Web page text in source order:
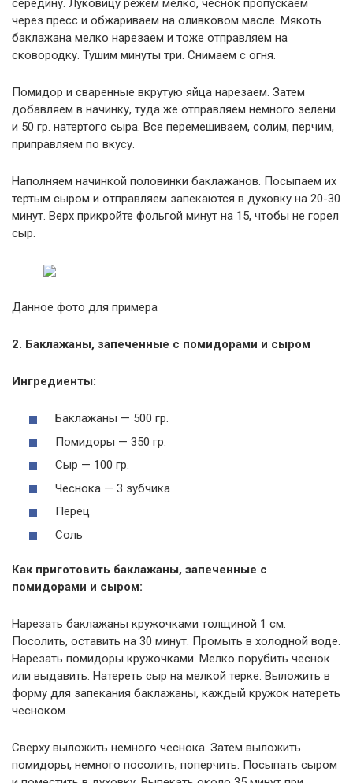
середину. Луковицу режем мелко, чеснок пропускаем
через пресс и обжариваем на оливковом масле. Мякоть
баклажана мелко нарезаем и тоже отправляем на
сковородку. Тушим минуты три. Снимаем с огня.
Помидор и сваренные вкрутую яйца нарезаем. Затем
добавляем в начинку, туда же отправляем немного зелени
и 50 гр. натертого сыра. Все перемешиваем, солим, перчим,
приправляем по вкусу.
Наполняем начинкой половинки баклажанов. Посыпаем их
тертым сыром и отправляем запекаются в духовку на 20-30
минут. Верх прикройте фольгой минут на 15, чтобы не горел
сыр.
Данное фото для примера
2. Баклажаны, запеченные с помидорами и сыром
Ингредиенты:
Баклажаны — 500 гр.
Помидоры — 350 гр.
Сыр — 100 гр.
Чеснока — 3 зубчика
Перец
Соль
Как приготовить баклажаны, запеченные с
помидорами и сыром:
Нарезать баклажаны кружочками толщиной 1 см.
Посолить, оставить на 30 минут. Промыть в холодной воде.
Нарезать помидоры кружочками. Мелко порубить чеснок
или выдавить. Натереть сыр на мелкой терке. Выложить в
форму для запекания баклажаны, каждый кружок натереть
чесноком.
Сверху выложить немного чеснока. Затем выложить
помидоры, немного посолить, поперчить. Посыпать сыром